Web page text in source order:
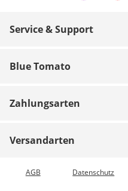
Service & Support
Versand
Gutscheine
Blue Tomato
Blue World
Zahlungsarten
Versandarten
AGB Datenschutz